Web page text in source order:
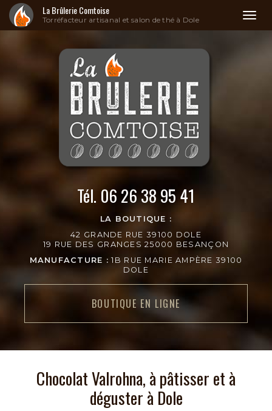
La Brûlerie Comtoise
Torréfacteur artisanal et salon de thé à Dole
Tél. 06 26 38 95 41
LA BOUTIQUE :
42 GRANDE RUE 39100 DOLE
19 RUE DES GRANGES 25000 BESANÇON
MANUFACTURE : 1B RUE MARIE AMPÈRE 39100
DOLE
BOUTIQUE EN LIGNE
Chocolat Valrohna, à pâtisser et à
déguster à Dole